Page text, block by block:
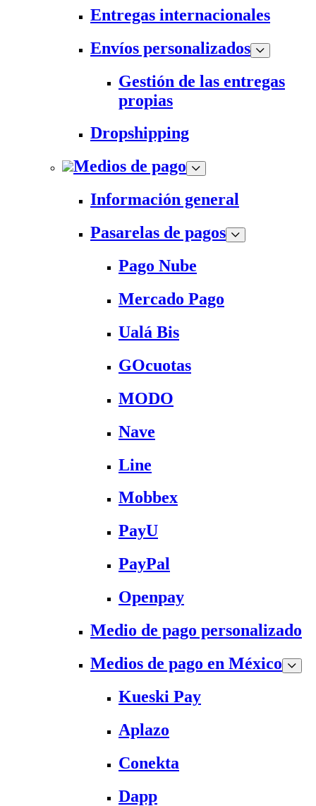
Entregas internacionales
Envíos personalizados
Gestión de las entregas
propias
Dropshipping
Medios de pago
Información general
Pasarelas de pagos
Pago Nube
Mercado Pago
Ualá Bis
GOcuotas
MODO
Nave
Line
Mobbex
PayU
PayPal
Openpay
Medio de pago personalizado
Medios de pago en México
Kueski Pay
Aplazo
Conekta
Dapp